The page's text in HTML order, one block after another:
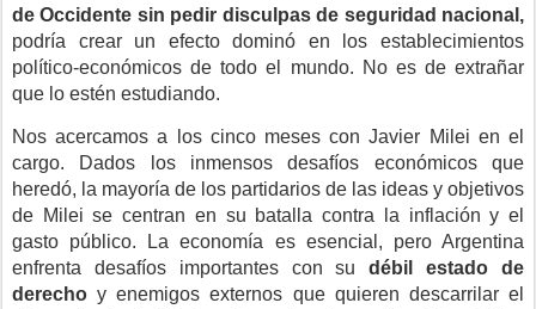
de Occidente sin pedir disculpas de seguridad nacional,
podría crear un efecto dominó en los establecimientos
político-económicos de todo el mundo. No es de extrañar
que lo estén estudiando.
Nos acercamos a los cinco meses con Javier Milei en el
cargo. Dados los inmensos desafíos económicos que
heredó, la mayoría de los partidarios de las ideas y objetivos
de Milei se centran en su batalla contra la inflación y el
gasto público. La economía es esencial, pero Argentina
enfrenta desafíos importantes con sudébil estado de
derecho y enemigos externos que quieren descarrilar el